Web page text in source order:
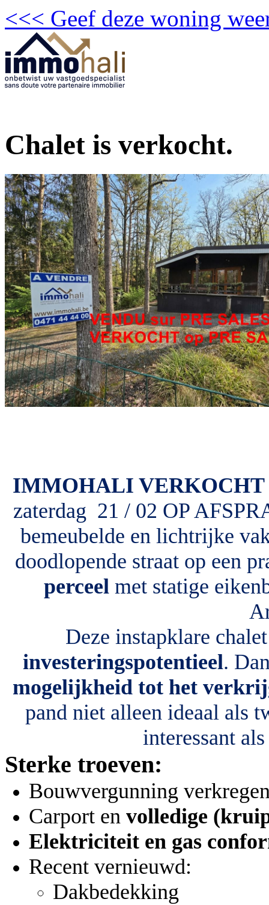
<<< Geef deze woning
Chalet is verkocht.
IMMOHALI VERKOCHT
zaterdag 21 / 02 OP
bemeubelde en lichtrijke
doodlopende straat op een
perceelmet statige
Deze instapklare
investeringspotentieel.
mogelijkheid tot het
pand niet alleen ideaal als
interessant
Sterke troeven:
Bouwvergunning
Carport en volledige
Elektriciteit en gas
Recent vernieuwd:
Dakbedekking